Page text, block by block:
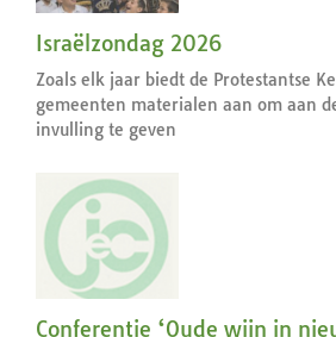
Israëlzondag 2026
Zoals elk jaar biedt de Protestantse
gemeenten materialen aan om aan
invulling te geven
Conferentie ‘Oude wijn in